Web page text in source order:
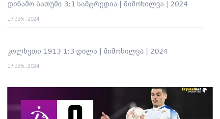
დინამო ბათუმი 3:1 სამტრედია | მიმოხილვა | 2024
17 აპრ. 2024
კოლხეთი 1913 1:3 დილა | მიმოხილვა | 2024
17 აპრ. 2024